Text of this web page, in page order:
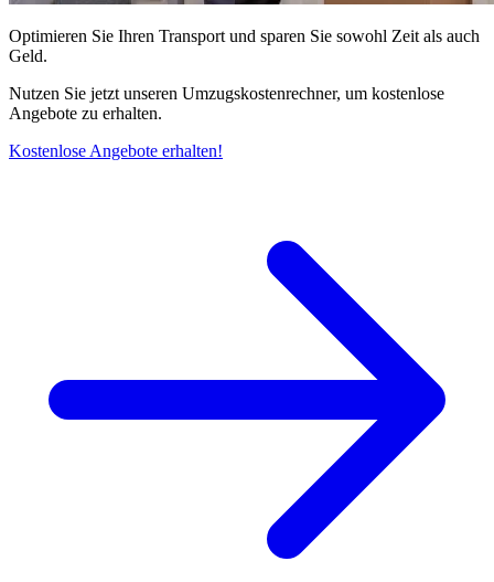
Optimieren Sie Ihren Transport und sparen Sie sowohl Zeit als auch
Geld.
Nutzen Sie jetzt unseren Umzugskostenrechner, um kostenlose
Angebote zu erhalten.
Kostenlose Angebote erhalten!